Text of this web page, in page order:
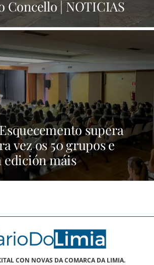
Concello | NOTICIAS
supera
vez os 50 grupos e
edición máis
| NOTICIAS XINZO
CON NOVAS DA COMARCA DA LIMIA.